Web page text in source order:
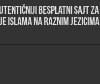
besplatni sajt za
islama na raznim jezicima